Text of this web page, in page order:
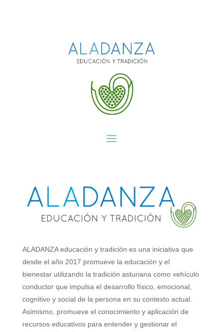
ALADANZA educación y tradición es una iniciativa que
desde el año 2017 promueve la educación y el
bienestar utilizando la tradición asturiana como vehículo
conductor que impulsa el desarrollo físico, emocional,
cognitivo y social de la persona en su contexto actual.
Asimismo, promueve el conocimiento y aplicación de
recursos educativos para entender y gestionar el